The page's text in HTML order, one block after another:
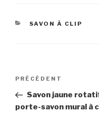
CATÉGORIES
SAVON À CLIP
Navigation
l’article
Article
précédent
PRÉCÉDENT
Savon jaune
porte-savon mural à